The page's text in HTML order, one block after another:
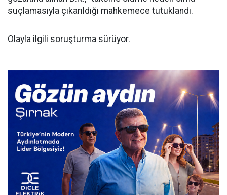
suçlamasıyla çıkarıldığı mahkemece tutuklandı.
Olayla ilgili soruşturma sürüyor.